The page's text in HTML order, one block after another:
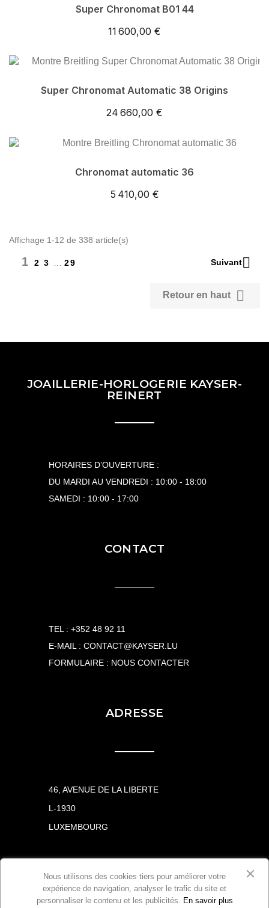
Super Chronomat B01 44
11 600,00 €
Super Chronomat Automatic 38 Origins
24 660,00 €
Chronomat automatic 36
5 410,00 €
Affichage 1-12 de 338 article(s)
1 2 3 29 Suivant
Retour en haut 
JOAILLERIE-HORLOGERIE KAYSER-
REINERT
HORAIRES D’OUVERTURE :
DU MARDI AU VENDREDI : 10:00 - 18:00
SAMEDI : 10:00 - 17:00
CONTACT
TEL :+352 48 92 11
E-MAIL :CONTACT@KAYSER.LU
FORMULAIRE : NOUS CONTACTER
ADRESSE
46, AVENUE DE LA LIBERTE
L-1930
LUXEMBOURG
CHARTE RELATIVE À LA PROTECTION DES DONNÉES
© 2026 KAYSER-REINERT
Nous utilisons des cookies tiers pour améliorer votre
expérience de navigation, analyser le trafic du site et
personnaliser le contenu et les publicités. En savoir plus